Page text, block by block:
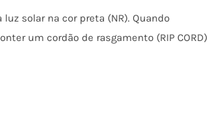
solar na cor preta (NR). Quando
um cordão de rasgamento (RIP CORD)